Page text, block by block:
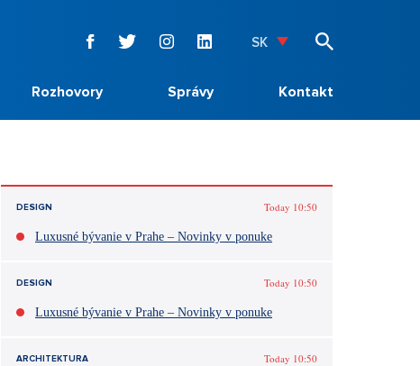
SK
Rozhovory Správy Kontakt
DESIGN Today 10:50
Luxusné bývanie v Prahe – Novinky v ponuke
DESIGN Today 10:50
Luxusné bývanie v Prahe – Novinky v ponuke
ARCHITEKTURA Today 10:50